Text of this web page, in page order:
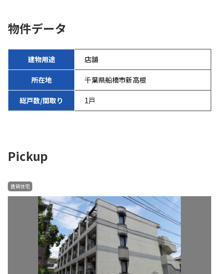
物件データ
建物用途 店舗
所在地 千葉県船橋市新高根
総戸数/間取り 1戸
Pickup
賃貸住宅